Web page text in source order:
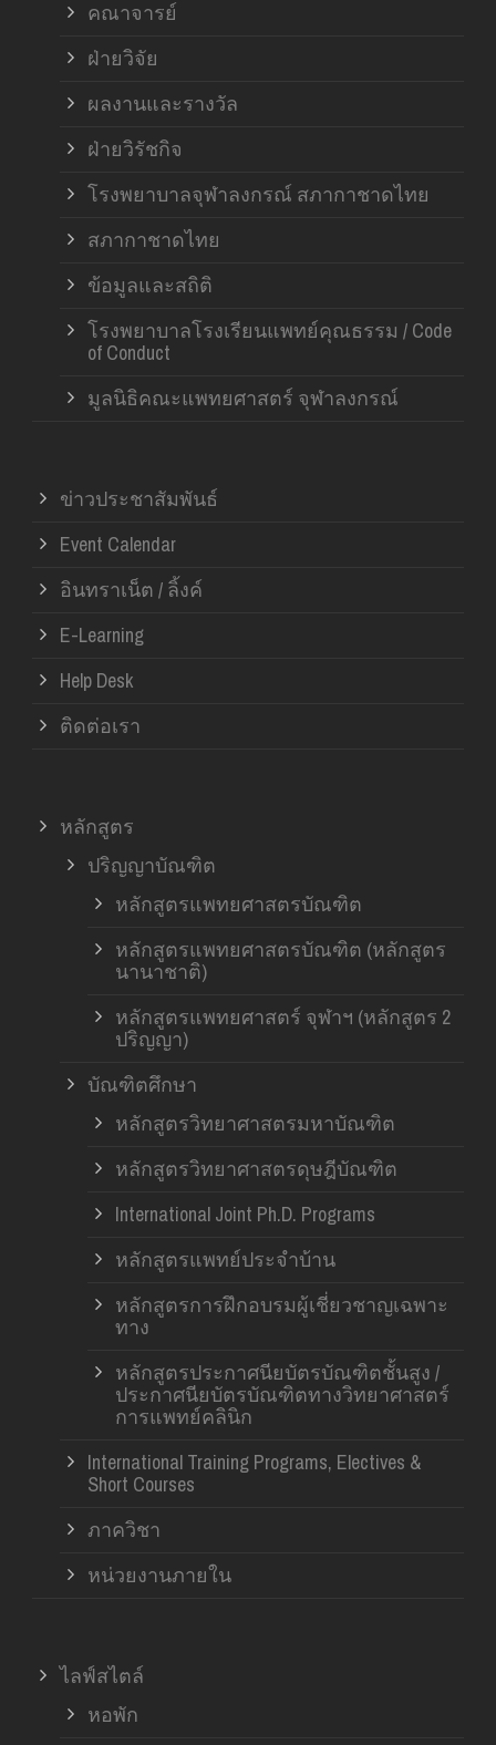
คณาจารย์
ฝ่ายวิจัย
ผลงานและรางวัล
ฝ่ายวิรัชกิจ
โรงพยาบาลจุฬาลงกรณ์ สภากาชาดไทย
สภากาชาดไทย
ข้อมูลและสถิติ
โรงพยาบาลโรงเรียนแพทย์คุณธรรม / Code
of Conduct
มูลนิธิคณะแพทยศาสตร์ จุฬาลงกรณ์
ข่าวประชาสัมพันธ์
Event Calendar
อินทราเน็ต / ลิ้งค์
E-Learning
Help Desk
ติดต่อเรา
หลักสูตร
ปริญญาบัณฑิต
หลักสูตรแพทยศาสตรบัณฑิต
หลักสูตรแพทยศาสตรบัณฑิต (หลักสูตร
นานาชาติ)
หลักสูตรแพทยศาสตร์ จุฬาฯ (หลักสูตร 2
ปริญญา)
บัณฑิตศึกษา
หลักสูตรวิทยาศาสตรมหาบัณฑิต
หลักสูตรวิทยาศาสตรดุษฎีบัณฑิต
International Joint Ph.D. Programs
หลักสูตรแพทย์ประจำบ้าน
หลักสูตรการฝึกอบรมผู้เชี่ยวชาญเฉพาะ
ทาง
หลักสูตรประกาศนียบัตรบัณฑิตชั้นสูง /
ประกาศนียบัตรบัณฑิตทางวิทยาศาสตร์
การแพทย์คลินิก
International Training Programs, Electives &
Short Courses
ภาควิชา
หน่วยงานภายใน
ไลฟ์สไตล์
หอพัก